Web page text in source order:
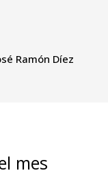
Ramón Díez
mes